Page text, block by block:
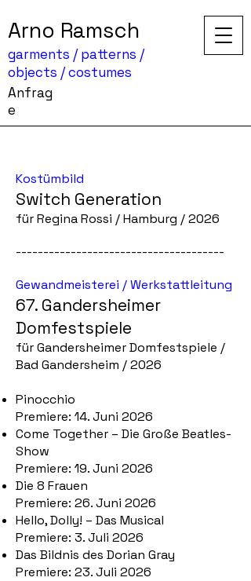
Arno Ramsch
garments / patterns /
objects / costumes
Anfrag
e
Kostümbild
Switch Generation
für Regina Rossi / Hamburg / 2026
--------------------------------------
Gewandmeisterei / Werkstattleitung
67. Gandersheimer
Domfestspiele
für Gandersheimer Domfestspiele /
Bad Gandersheim / 2026
Pinocchio
Premiere: 14. Juni 2026
Come Together – Die Große Beatles-
Show
Premiere: 19. Juni 2026
Die 8 Frauen
Premiere: 26. Juni 2026
Hello, Dolly! – Das Musical
Premiere: 3. Juli 2026
Das Bildnis des Dorian Gray
Premiere: 23. Juli 2026